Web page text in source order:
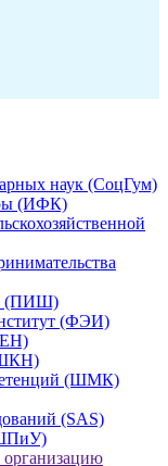
наук (СоцГум)
(ИФК)
(ПИШ)
(ФЭИ)
(ШМК)
(SAS)